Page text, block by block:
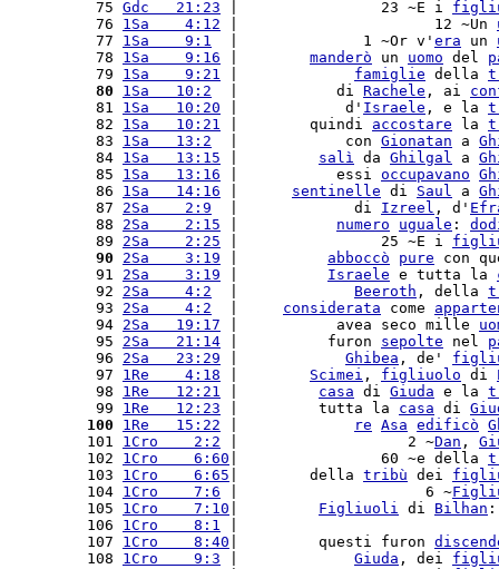
75 Gdc   21:23 |                23 ~E i
76 1Sa    4:12 |                      12 ~Un
77 1Sa    9:1
  |              1 ~Or v'
era un
78 1Sa    9:16 manderò un uomo del
79 1Sa    9:21 famiglie della
80
1Sa   10:2
  |           di
Rachele , ai
81 1Sa   10:20 |            d' Israele , e la
82 1Sa   10:21 |        quindi accostare la
83 1Sa   13:2
  |            con
Gionatan a
84 1Sa   13:15 salì da Ghilgal a
85 1Sa   13:16 |           essi occupavano
86 1Sa   14:16 sentinelle di Saul a
87 2Sa    2:9
  |             di
Izreel , d'
88 2Sa    2:15 numero uguale :
89 2Sa    2:25 |                25 ~E i
90
2Sa    3:19 abboccò pure con
91 2Sa    3:19 Israele e tutta la
92 2Sa    4:2 Beeroth , della
93 2Sa    4:2 considerata come
94 2Sa   19:17 |           avea seco mille
95 2Sa   21:14 |          furon sepolte nel
96 2Sa   23:29 Ghibea , de'
97 1Re    4:18 Scimei , figliuolo di
98 1Re   12:21 casa di Giuda e la
99 1Re   12:23 |         tutta la casa di
100
1Re   15:22 re Asa edificò
101 1Cro    2:2 |                   2 ~Dan ,
102 1Cro    6:60 |                60 ~e della
103 1Cro    6:65 |        della tribù dei
104 1Cro    7:6 |                     6 ~
105 1Cro    7:10 Figliuoli di Bilhan
106 1Cro    8:1
107 1Cro    8:40 |         questi furon
108 1Cro    9:3 Giuda , dei